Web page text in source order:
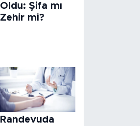
Oldu: Şifa mı
Zehir mi?
Randevuda